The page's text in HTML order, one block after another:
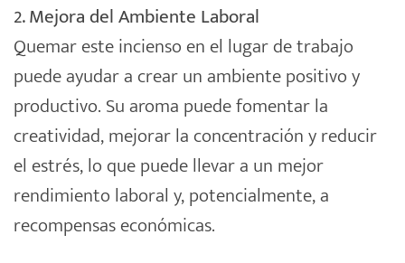
2. Mejora del Ambiente Laboral
Quemar este incienso en el lugar de trabajo
puede ayudar a crear un ambiente positivo y
productivo. Su aroma puede fomentar la
creatividad, mejorar la concentración y reducir
el estrés, lo que puede llevar a un mejor
rendimiento laboral y, potencialmente, a
recompensas económicas.